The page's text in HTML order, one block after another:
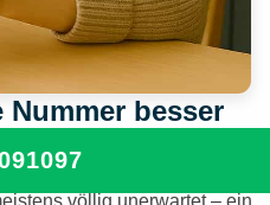
Nummer besser
sollten